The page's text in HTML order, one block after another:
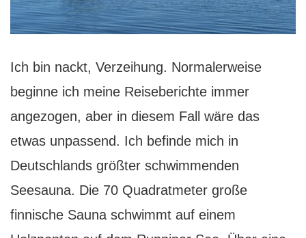
Ich bin nackt, Verzeihung. Normalerweise
beginne ich meine Reiseberichte immer
angezogen, aber in diesem Fall wäre das
etwas unpassend. Ich befinde mich in
Deutschlands größter schwimmenden
Seesauna. Die 70 Quadratmeter große
finnische Sauna schwimmt auf einem